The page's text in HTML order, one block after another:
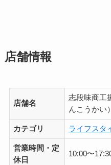
店舗情報
店舗名
志段味商工
んこうかい）
カテゴリ ライフスタ
営業時間・定
休日
10:00〜